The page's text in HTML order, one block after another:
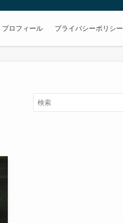
プロフィール プライバシーポリシー